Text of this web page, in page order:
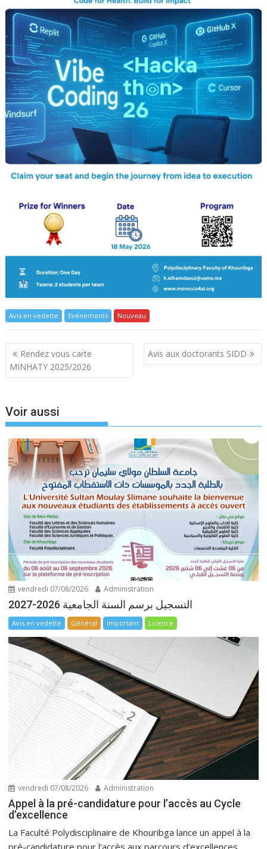
Avis en vedette Evénements Nouveau
Navigation
de
l’article
Rendez vous carte
MINHATY 2025/2026
Avis aux doctorants SIDD
Voir aussi
vendredi 07/08/2026 Administration
التسجيل برسم السنة الجامعية 2026-2027
Avis en vedette Général Important Licence
vendredi 07/08/2026 Administration
Appel à la pré-candidature pour l’accès au Cycle
d’excellence
La Faculté Polydisciplinaire de Khouribga lance un appel à la
pré-candidature pour l’accès aux parcours d’excellences...